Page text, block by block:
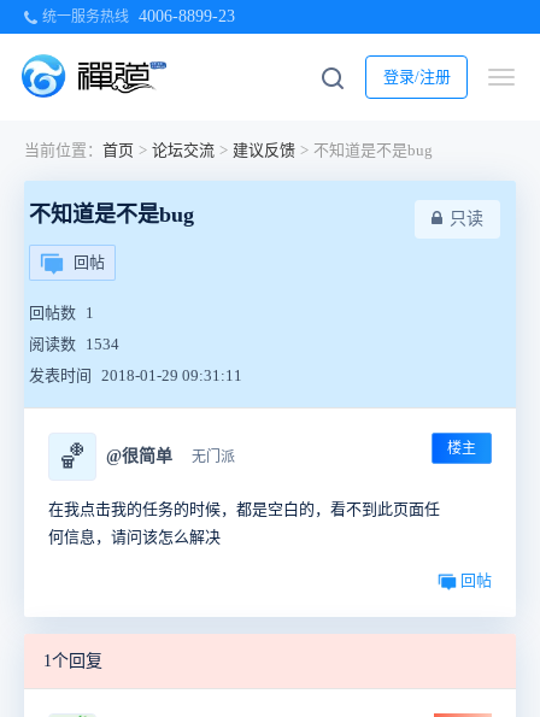
统一服务热线 4006-8899-23
登录/注册
当前位置： 首页 > 论坛交流 > 建议反馈 > 不知道是不是bug
只读
不知道是不是bug
回帖
回帖数 1
阅读数 1534
发表时间
2018-01-29 09:31:11
🏀 @很简单 无门派 楼主
在我点击我的任务的时候，都是空白的，看不到此页面任
何信息，请问该怎么解决
回帖
1个回复